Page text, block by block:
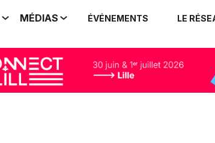
MÉDIAS ÉVÉNEMENTS LE